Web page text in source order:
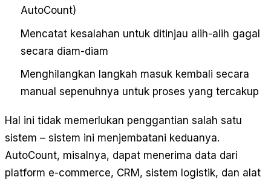
AutoCount)
Mencatat kesalahan untuk ditinjau alih-alih gagal
secara diam-diam
Menghilangkan langkah masuk kembali secara
manual sepenuhnya untuk proses yang tercakup
Hal ini tidak memerlukan penggantian salah satu
sistem – sistem ini menjembatani keduanya.
AutoCount, misalnya, dapat menerima data dari
platform e-commerce, CRM, sistem logistik, dan alat